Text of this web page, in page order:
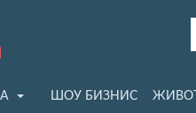
ШОУ БИЗНИС ЖИВОТ